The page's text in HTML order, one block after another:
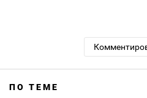
ПО ТЕМЕ